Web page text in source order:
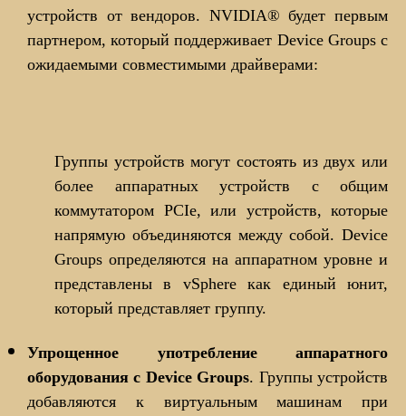
устройств от вендоров. NVIDIA® будет первым
партнером, который поддерживает Device Groups с
ожидаемыми совместимыми драйверами:
Группы устройств могут состоять из двух или
более аппаратных устройств с общим
коммутатором PCIe, или устройств, которые
напрямую объединяются между собой. Device
Groups определяются на аппаратном уровне и
представлены в vSphere как единый юнит,
который представляет группу.
Упрощенное употребление аппаратного
оборудования с Device Groups. Группы устройств
добавляются к виртуальным машинам при